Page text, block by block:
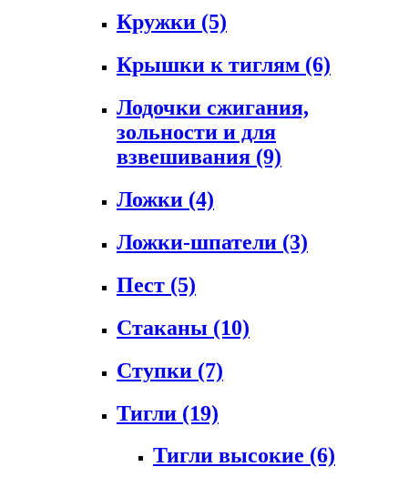
Кружки (5)
Крышки к тиглям (6)
Лодочки сжигания,
зольности и для
взвешивания (9)
Ложки (4)
Ложки-шпатели (3)
Пест (5)
Стаканы (10)
Ступки (7)
Тигли (19)
Тигли высокие (6)